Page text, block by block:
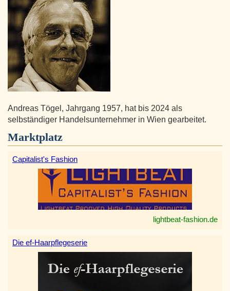
Andreas Tögel, Jahrgang 1957, hat bis 2024 als
selbständiger Handelsunternehmer in Wien gearbeitet.
Marktplatz
Capitalist's Fashion
lightbeat-fashion.de
Die ef-Haarpflegeserie